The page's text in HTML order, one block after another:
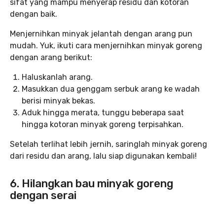
sifat yang mampu menyerap residu dan kotoran
dengan baik.
Menjernihkan minyak jelantah dengan arang pun
mudah. Yuk, ikuti cara menjernihkan minyak goreng
dengan arang berikut:
Haluskanlah arang.
Masukkan dua genggam serbuk arang ke wadah
berisi minyak bekas.
Aduk hingga merata, tunggu beberapa saat
hingga kotoran minyak goreng terpisahkan.
Setelah terlihat lebih jernih, saringlah minyak goreng
dari residu dan arang, lalu siap digunakan kembali!
6. Hilangkan bau minyak goreng
dengan serai